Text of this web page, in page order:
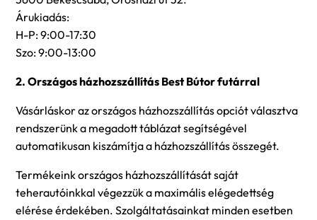
Árukiadás:
H-P: 9:00-17:30
Szo: 9:00-13:00
2. Országos házhozszállítás Best Bútor futárral
Vásárláskor az országos házhozszállítás opciót választva
rendszerünk a megadott táblázat segítségével
automatikusan kiszámítja a házhozszállítás összegét.
Termékeink országos házhozszállítását saját
teherautóinkkal végezzük a maximális elégedettség
elérése érdekében. Szolgáltatásainkat minden esetben